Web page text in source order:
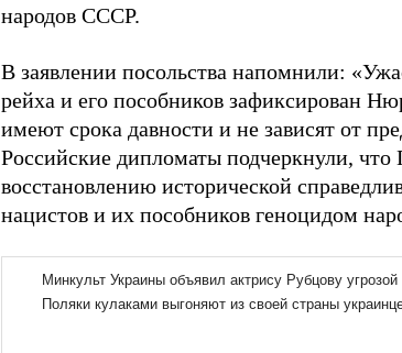
народов СССР.
В заявлении посольства напомнили:
рейха и его пособников зафиксирован
имеют срока давности и не зависят от
Российские дипломаты подчеркнули, что
восстановлению исторической
нацистов и их пособников геноцидом